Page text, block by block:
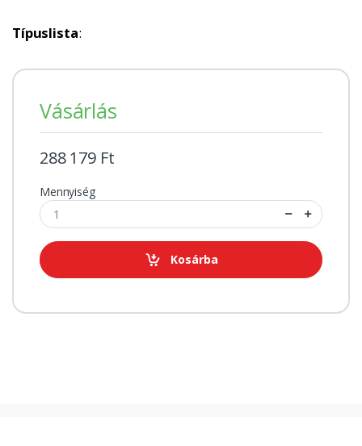
Típuslista:
Vásárlás
288 179 Ft
Mennyiség
Kosárba